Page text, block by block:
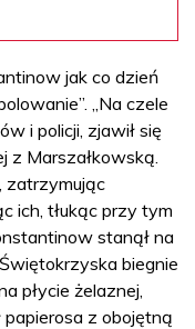
jak co dzień
„Na czele
i policji, zjawił się
z Marszałkowską.
zatrzymując
ich, tłukąc przy tym
stanął na
biegnie
płycie żelaznej,
papierosa z obojętną